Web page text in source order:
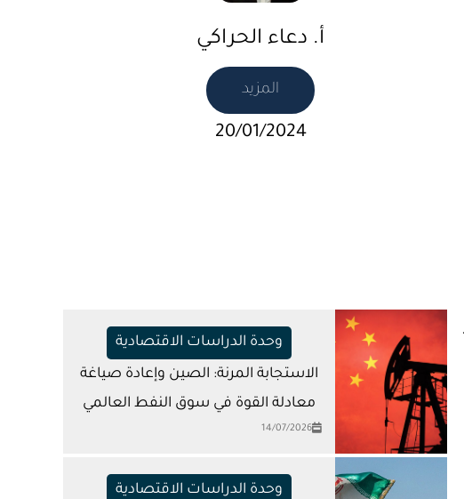
أ. دعاء الحراكي
المزيد
20/01/2024
وحدة الدراسات الاقتصادية
الاستجابة المرنة: الصين وإعادة صياغة
معادلة القوة في سوق النفط العالمي
14/07/2026
وحدة الدراسات الاقتصادية